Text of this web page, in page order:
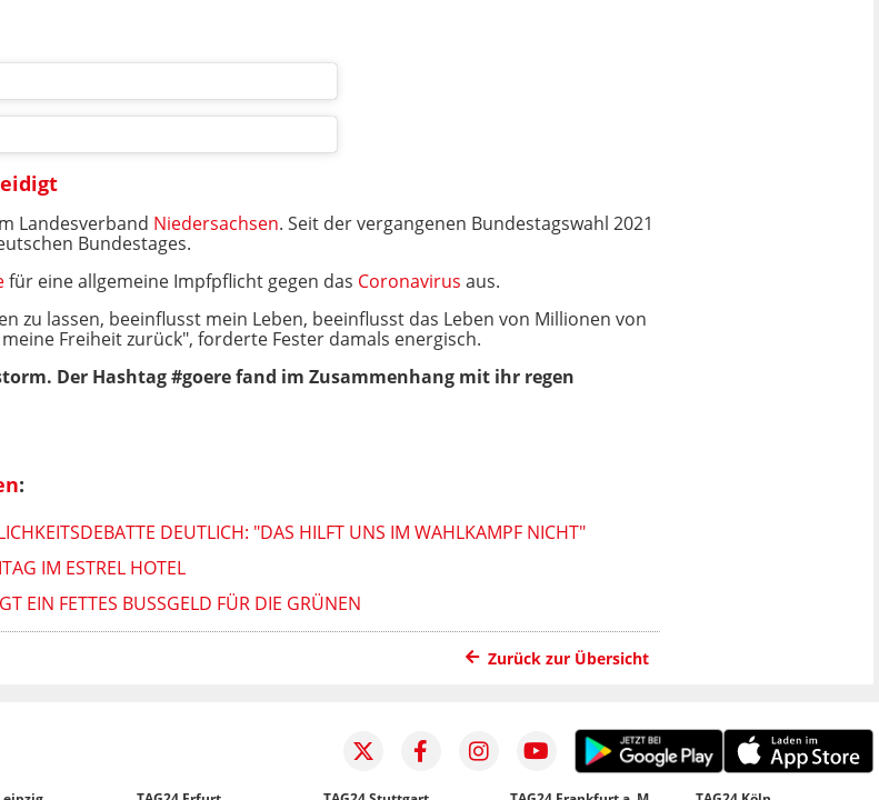
Landesverband Niedersachsen. Seit der vergangenen Bundestagswahl 2021
Bundestages.
für eine allgemeine Impfpflicht gegen das Coronavirus aus.
zu lassen, beeinflusst mein Leben, beeinflusst das Leben von Millionen von
Freiheit zurück", forderte Fester damals energisch.
Der Hashtag #goere fand im Zusammenhang mit ihr regen
:
DEUTLICH: "DAS HILFT UNS IM WAHLKAMPF NICHT"
IM ESTREL HOTEL
EIN FETTES BUSSGELD FÜR DIE GRÜNEN
Zurück zur Übersicht